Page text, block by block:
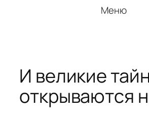
Меню
И великие
открываются